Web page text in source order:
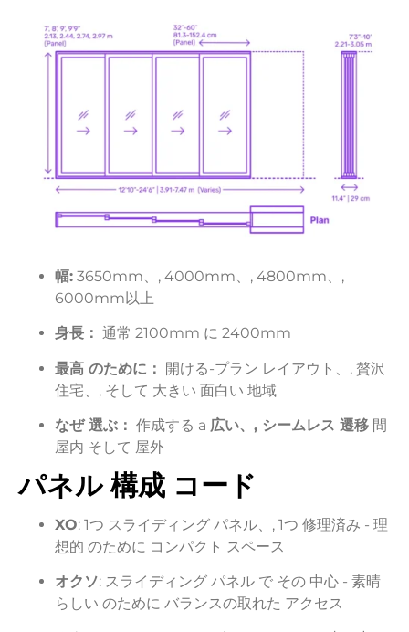
幅: 3650mm、, 4000mm、, 4800mm、,
6000mm以上
身長： 通常 2100mm に 2400mm
最高 のために： 開ける-プラン レイアウト、, 贅沢
住宅、, そして 大きい 面白い 地域
なぜ選ぶ： 作成する a 広い、, シームレス 遷移 間
屋内 そして 屋外
パネル構成 コード
XO: 1つ スライディング パネル、, 1つ 修理済み - 理
想的 のために コンパクト スペース
オクソ: スライディング パネル で その 中心 - 素晴
らしい のために バランスの取れた アクセス